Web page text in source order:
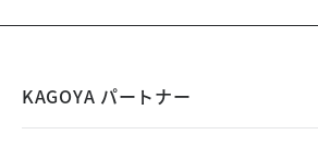
KAGOYA パートナー